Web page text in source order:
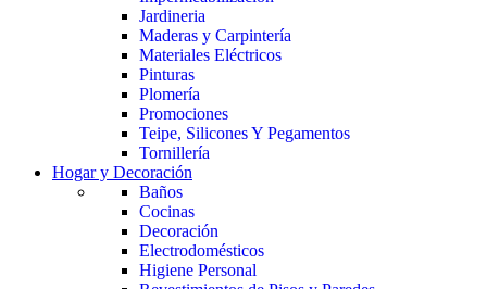
Jardineria
Maderas y Carpintería
Materiales Eléctricos
Pinturas
Plomería
Promociones
Teipe, Silicones Y Pegamentos
Tornillería
Hogar y Decoración
Baños
Cocinas
Decoración
Electrodomésticos
Higiene Personal